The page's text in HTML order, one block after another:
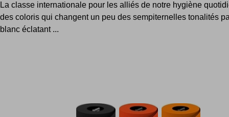
La classe internationale pour les alliés de notre hygiène
des coloris qui changent un peu des sempiternelles tonalités
blanc éclatant ...